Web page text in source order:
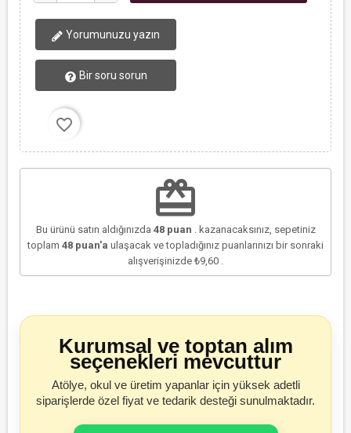
Yorumunuzu yazın
Bir soru sorun
favorite_border
redeem
Bu ürünü satın aldığınızda 48puan . kazanacaksınız, sepetiniz
toplam 48 puan'a ulaşacak ve topladığınız puanlarınızı bir sonraki
alışverişinizde ₺9,60
Kurumsal ve toptan alım
seçenekleri mevcuttur
Atölye, okul ve üretim yapanlar için yüksek adetli
siparişlerde özel fiyat ve tedarik desteği sunulmaktadır.